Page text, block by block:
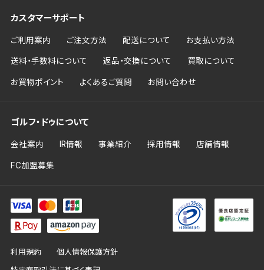
カスタマーサポート
ご利用案内 ご注文方法 配送について お支払い方法
送料・手数料について 返品・交換について 買取について
お買物ポイント よくあるご質問 お問い合わせ
ゴルフ・ドゥについて
会社案内 IR情報 事業紹介 採用情報 店舗情報
FC加盟募集
利用規約 個人情報保護方針